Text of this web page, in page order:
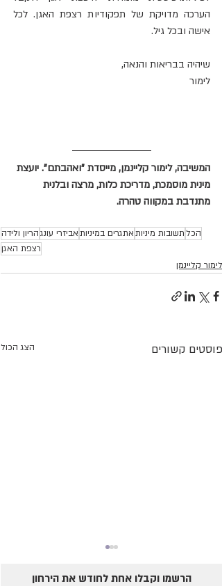
אישה ובכל גיל.
שיהיה בבריאות והנאה,
לימור
המשיבה, לימור קליינמן, מייסדת "ואהבתם". יועצת
מינית מוסמכת, מדריכת כלות, מרצה ובלנית
מתנדבת במקווה טהרה.
הכלתשובות מיניותאתגרים במיניותאביזרי עונגהריון ולידה
רצפת האגן
לימור קליינמן
פוסטים קשורים הצג הכול
הרשמו וקבלו אחת לחודש את הירחון